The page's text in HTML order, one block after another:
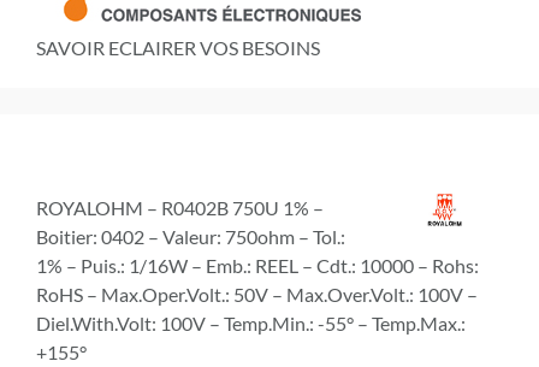
SAVOIR ECLAIRER VOS BESOINS
ROYALOHM – R0402B 750U 1% –
Boitier: 0402 – Valeur: 750ohm – Tol.:
1% – Puis.: 1/16W – Emb.: REEL – Cdt.: 10000 – Rohs:
RoHS – Max.Oper.Volt.: 50V – Max.Over.Volt.: 100V –
Diel.With.Volt: 100V – Temp.Min.: -55° – Temp.Max.:
+155°